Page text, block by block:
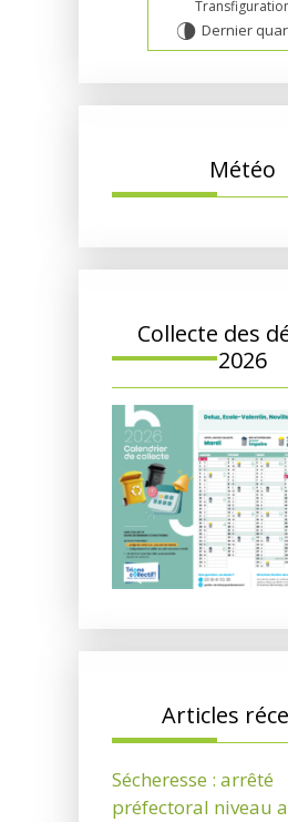
U Dernier
Météo
Collecte des
2026
Articles
Sécheresse : arrêté
préfectoral niveau